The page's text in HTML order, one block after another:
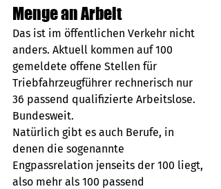
Menge an Arbeit
Das ist im öffentlichen Verkehr nicht
anders. Aktuell kommen auf 100
gemeldete offene Stellen für
Triebfahrzeugführer rechnerisch nur
36 passend qualifizierte Arbeitslose.
Bundesweit.
Natürlich gibt es auch Berufe, in
denen die sogenannte
Engpassrelation jenseits der 100 liegt,
also mehr als 100 passend